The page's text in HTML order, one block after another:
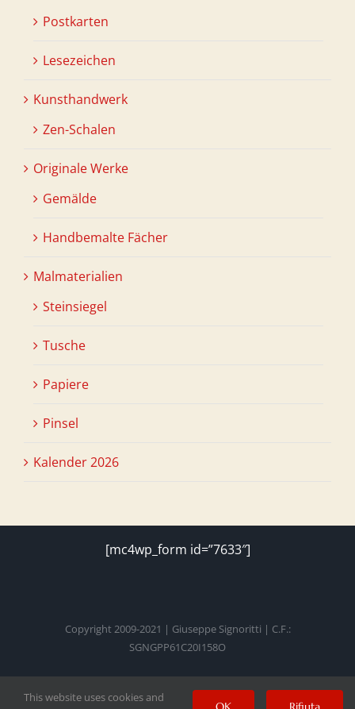
Postkarten
Lesezeichen
Kunsthandwerk
Zen-Schalen
Originale Werke
Gemälde
Handbemalte Fächer
Malmaterialien
Steinsiegel
Tusche
Papiere
Pinsel
Kalender 2026
[mc4wp_form id=”7633″]
Copyright 2009-2021 | Giuseppe Signoritti | C.F.:
SGNGPP61C20I158O
Facebook
TwitterInstagram
PinterestYouTube
This website uses cookies and